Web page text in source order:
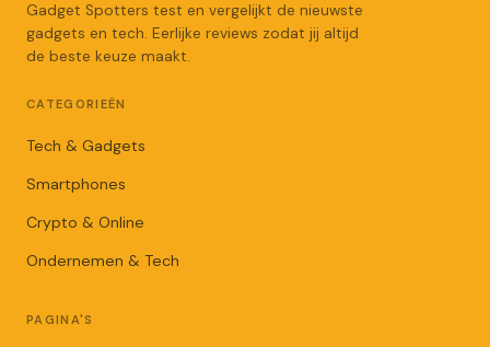
Gadget Spotters test en vergelijkt de nieuwste
gadgets en tech. Eerlijke reviews zodat jij altijd
de beste keuze maakt.
CATEGORIEËN
Tech & Gadgets
Smartphones
Crypto & Online
Ondernemen & Tech
PAGINA'S